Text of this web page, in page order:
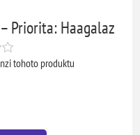
Priorita: Haagalaz
tohoto produktu